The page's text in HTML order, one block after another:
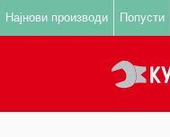
Најнови производи Попусти